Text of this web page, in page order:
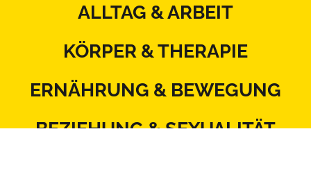
ALLTAG & ARBEIT
KÖRPER & THERAPIE
ERNÄHRUNG & BEWEGUNG
BEZIEHUNG & SEXUALITÄT